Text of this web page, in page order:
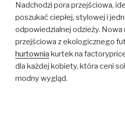
Nadchodzi pora przejściowa,
poszukać ciepłej, stylowej i
odpowiedzialnej odzieży.
przejściowa z ekologicznego
hurtownia kurtek na
dla każdej kobiety, która ceni
modny wygląd.